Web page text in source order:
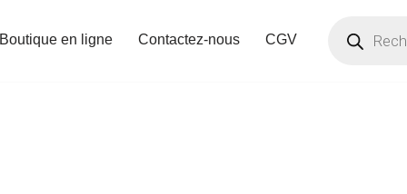
Boutique en ligne Contactez-nous CGV